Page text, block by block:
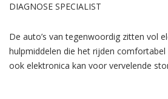
DIAGNOSE SPECIALIST
De auto’s van tegenwoordig zitten vol
hulpmiddelen die het rijden
ook elektronica kan voor vervelende